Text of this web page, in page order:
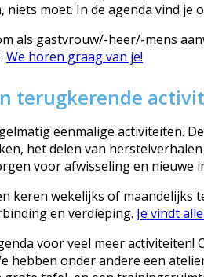
niets moet. In de agenda vind je
als gastvrouw/-heer/-mens
We horen graag van je!
terugkerende
eenmalige activiteiten.
het delen van
voor afwisseling en nieuwe
keren wekelijks of
en verdieping. Je vindt
voor veel meer activiteiten!
hebben onder andere een